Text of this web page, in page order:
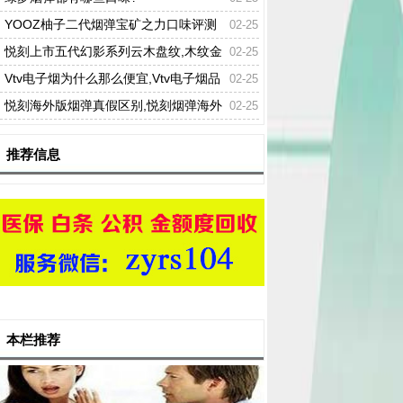
02-25
YOOZ柚子二代烟弹宝矿之力口味评测
02-25
悦刻上市五代幻影系列云木盘纹,木纹金
属机身 02-25
Vtv电子烟为什么那么便宜,Vtv电子烟品
质怎么样 02-25
悦刻海外版烟弹真假区别,悦刻烟弹海外
荐信息
栏推荐